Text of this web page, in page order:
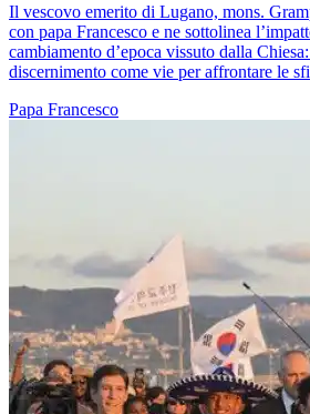
Il vescovo emerito di Lugano, mons.
con papa Francesco e ne sottolinea
cambiamento d’epoca vissuto dalla
discernimento come vie per affrontare le
Papa Francesco